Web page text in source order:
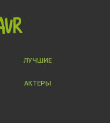
ЛУЧШИЕ
АКТЕРЫ